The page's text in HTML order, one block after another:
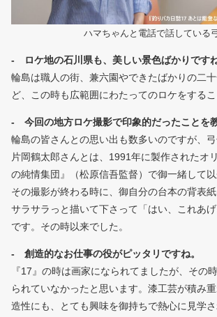
ハマちゃんと電話で話している
- ロケ地の石川県も、美しい景色ばかりですね
輪島は職人の街、兼六園やできたばかりの二
ど、この時も広範囲にわたってのロケをするこ
- 今回の地方ロケ撮影で印象的だったことを
輪島の皆さんとの思い出も数多いのですが、
片岡鶴太郎さんとは、1991年に製作されたオ
の純情集団』（松原信吾監督）で御一緒して以
その撮影が終わる時に、御自分の台本の背表
サラサラっと描いて下さって「はい、これあ
です。その時以来でした。
- 創造的なお仕事の役がピッタリですね。
『17』の時は画家になられてましたが、その
られていなかったと思います。漆工芸が積み
造性にも、とても興味を御持ちで熱心に見学